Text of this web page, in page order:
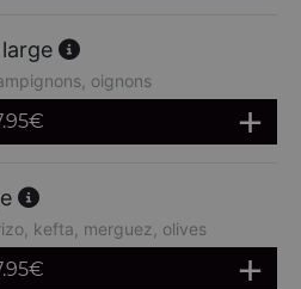
oignons
€
kefta, merguez, olives
€